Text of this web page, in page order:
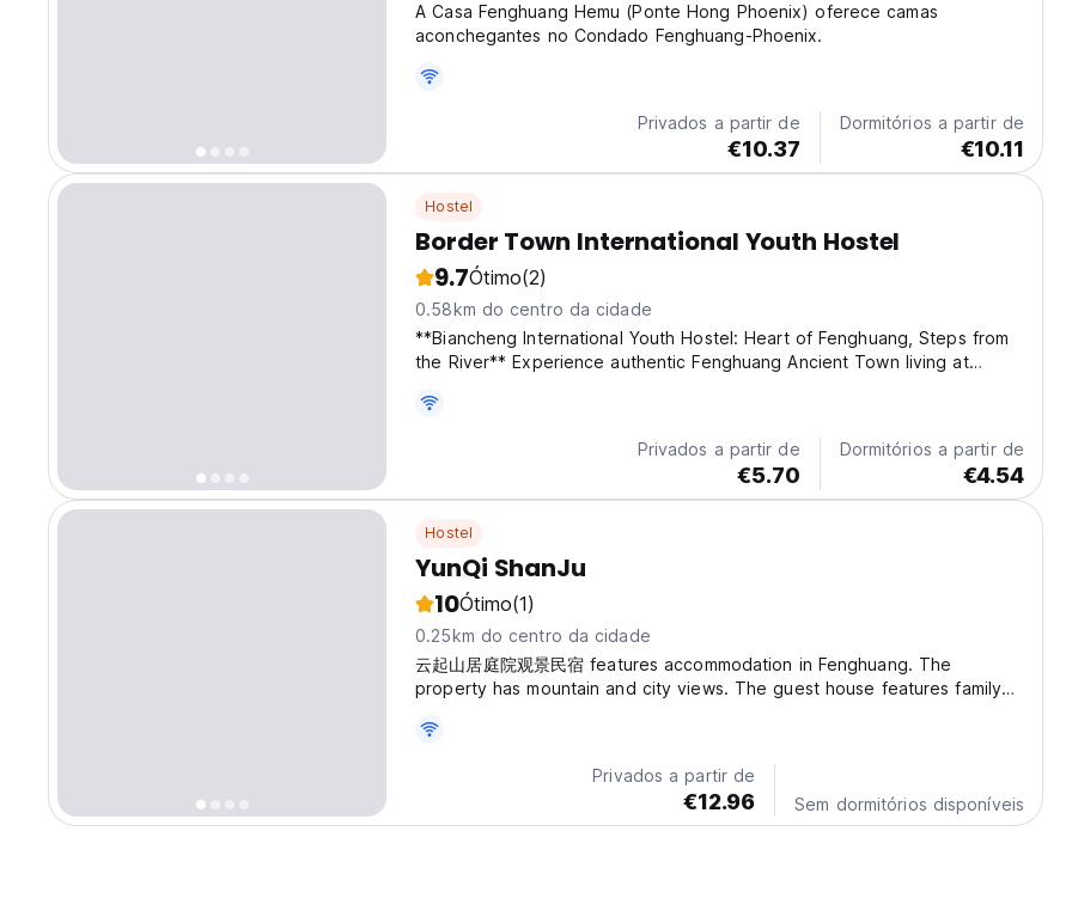
A Casa Fenghuang Hemu (Ponte Hong Phoenix) oferece camas
aconchegantes no Condado Fenghuang-Phoenix.
Privados a partir de
€10.37
Dormitórios a partir de
€10.11
Hostel
Border Town International Youth Hostel
9.7Ótimo(2)
0.58km do centro da cidade
**Biancheng International Youth Hostel: Heart of Fenghuang, Steps from
the River** Experience authentic Fenghuang Ancient Town living at
scenic center**, we're just **20 meters from the...
Privados a partir de
€5.70
Dormitórios a partir de
€4.54
Hostel
YunQi ShanJu
10Ótimo(1)
0.25km do centro da cidade
云起山居庭院观景民宿 features accommodation in Fenghuang. The
property has mountain and city views. The guest house features family
WiFi, while certain rooms are equipped with a patio. The guest...
Privados a partir de
€12.96 Sem dormitórios disponíveis